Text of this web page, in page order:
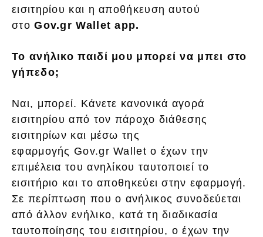
εισιτηρίου και η αποθήκευση αυτού
στοGov.gr Wallet app.
To ανήλικο παιδί μου μπορεί να μπει στο
γήπεδο;
Ναι, μπορεί. Κάνετε κανονικά αγορά
εισιτηρίου από τον πάροχο διάθεσης
εισιτηρίων και μέσω της
εφαρμογής Gov.gr Wallet ο έχων την
επιμέλεια του ανηλίκου ταυτοποιεί το
εισιτήριο και το αποθηκεύει στην εφαρμογή.
Σε περίπτωση που ο ανήλικος συνοδεύεται
από άλλον ενήλικο, κατά τη διαδικασία
ταυτοποίησης του εισιτηρίου, ο έχων την